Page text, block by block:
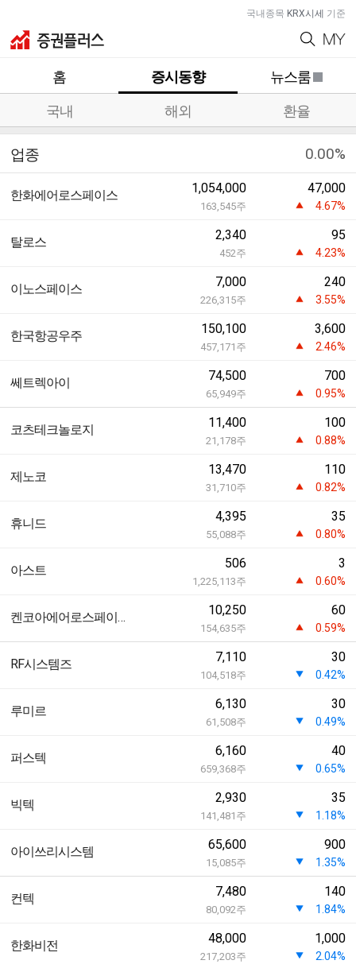
국내종목 KRX시세 기준
홈 증시동향 뉴스룸
국내 해외 환율
업종 0.00%
한화에어로스페이스 1,054,000
163,545주
47,000
4.67%
탈로스 2,340
452주
95
4.23%
이노스페이스 7,000
226,315주
240
3.55%
한국항공우주 150,100
457,171 주
3,600
2.46%
쎄트렉아이 74,500
65,949주
700
0.95%
코츠테크놀로지 11,400
21,178주
100
0.88%
제노코 13,470
31,710주
110
0.82%
휴니드 4,395
55,088주
35
0.80%
아스트 506
1,225,113주
3
0.60%
켄코아에어로스페이스 10,250
154,635주
60
0.59%
RF시스템즈 7,110
104,518주
30
0.42%
루미르 6,130
61,508주
30
0.49%
퍼스텍 6,160
659,368주
40
0.65%
빅텍 2,930
141,481 주
35
1.18%
아이쓰리시스템 65,600
15,085주
900
1.35%
컨텍 7,480
80,092주
140
1.84%
한화비전 48,000
217,203주
1,000
2.04%